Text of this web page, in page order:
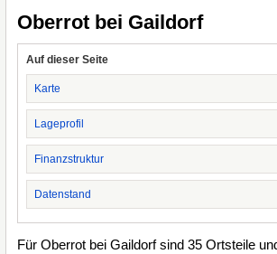
Oberrot bei Gaildorf
Auf dieser Seite
Karte
Lageprofil
Finanzstruktur
Datenstand
Für Oberrot bei Gaildorf sind 35 Ortsteile